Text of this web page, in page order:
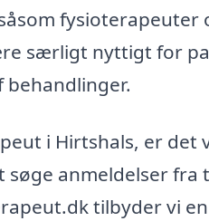
særligt nyttigt for
i Hirtshals, er det
søge anmeldelser
tilbyder vi